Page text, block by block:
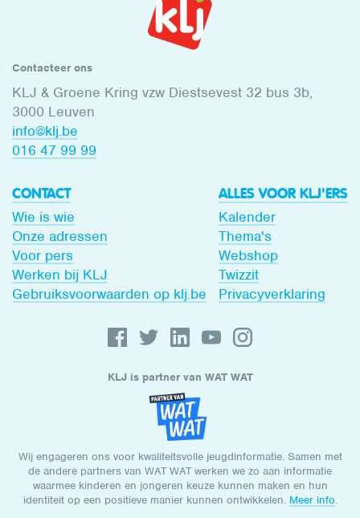
Contacteer ons
KLJ & Groene Kring vzw Diestsevest 32 bus 3b,
3000 Leuven
info@klj.be​
016 47 99 99
CONTACT
Wie is wie
Onze adressen
Voor pers
Werken bij KLJ
Gebruiksvoorwaarden op klj.be
ALLES VOOR KLJ'ERS
Kalender
Thema's
Webshop
Twizzit
Privacyverklaring
KLJ is partner van WAT WAT
Wij engageren ons voor kwaliteitsvolle jeugdinformatie. Samen met
de andere partners van WAT WAT werken we zo aan informatie
waarmee kinderen en jongeren keuze kunnen maken en hun
identiteit op een positieve manier kunnen ontwikkelen. Meer info.